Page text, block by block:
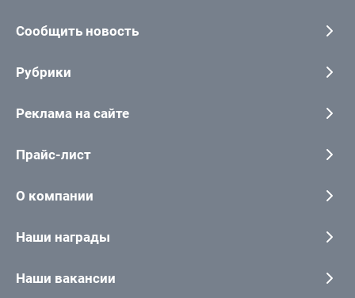
Сообщить новость
Рубрики
Реклама на сайте
Прайс-лист
О компании
Наши награды
Наши вакансии